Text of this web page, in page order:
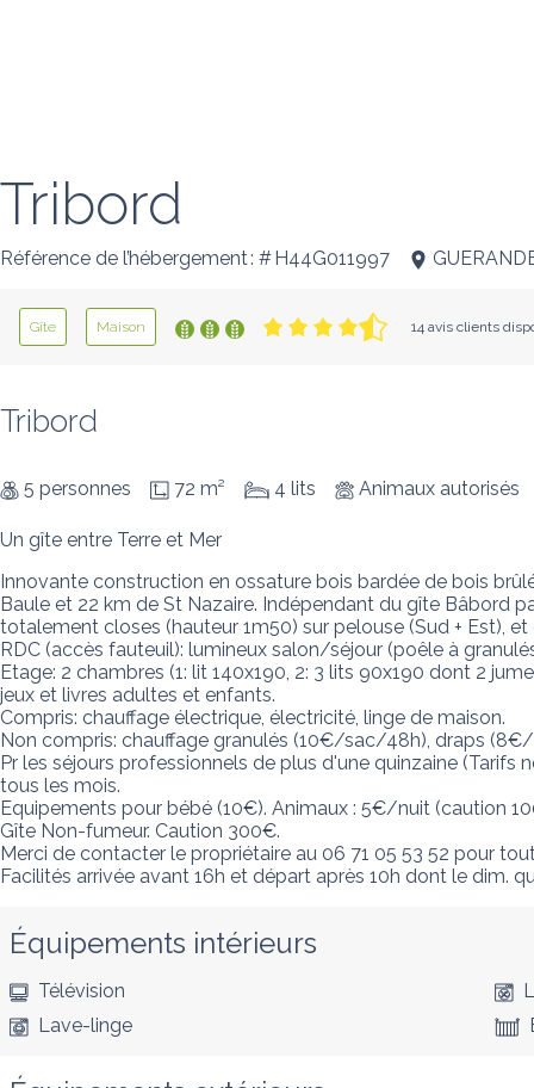
Tribord
Référence de l’hébergement : # H44G011997
Gîte Maison 14 avis clients
Tribord
5 personnes 72 m² 4 lits Animaux autorisés
Un gîte entre Terre et Mer
Innovante construction en ossature bois bardée de bois
Baule et 22 km de St Nazaire. Indépendant du gîte Bâbord
totalement closes (hauteur 1m50) sur pelouse (Sud + Est),
RDC (accès fauteuil): lumineux salon/séjour (poêle à
Etage: 2 chambres (1: lit 140x190, 2: 3 lits 90x190 dont 2
jeux et livres adultes et enfants.
Compris: chauffage électrique, électricité, linge de maison.
Non compris: chauffage granulés (10€/sac/48h), draps
Pr les séjours professionnels de plus d'une quinzaine
tous les mois.
Equipements pour bébé (10€). Animaux : 5€/nuit (caution
Gîte Non-fumeur. Caution 300€.
Merci de contacter le propriétaire au 06 71 05 53 52 pour
Facilités arrivée avant 16h et départ après 10h dont le dim.
Équipements intérieurs
Télévision
Lave-linge